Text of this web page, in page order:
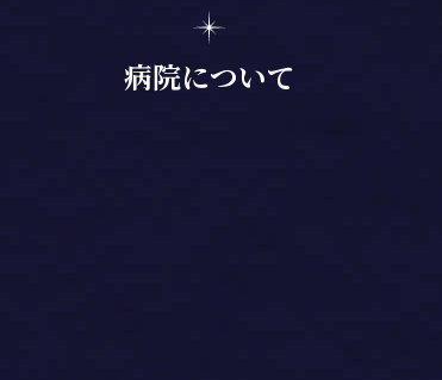
病院について